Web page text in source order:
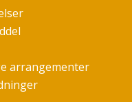
arrangementer